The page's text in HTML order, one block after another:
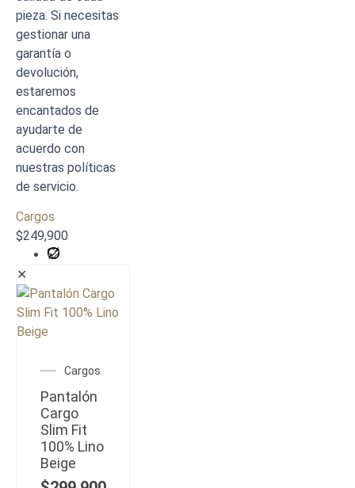
pieza. Si necesitas
gestionar una
garantía o
devolución,
estaremos
encantados de
ayudarte de
acuerdo con
nuestras políticas
de servicio.
Cargos
$249,900
✕
Cargos
Pantalón
Cargo
Slim Fit
100% Lino
Beige